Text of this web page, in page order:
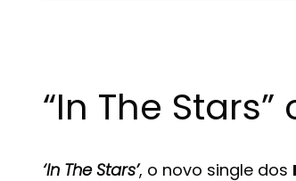
“In The
‘In The Stars’, o novo single dos